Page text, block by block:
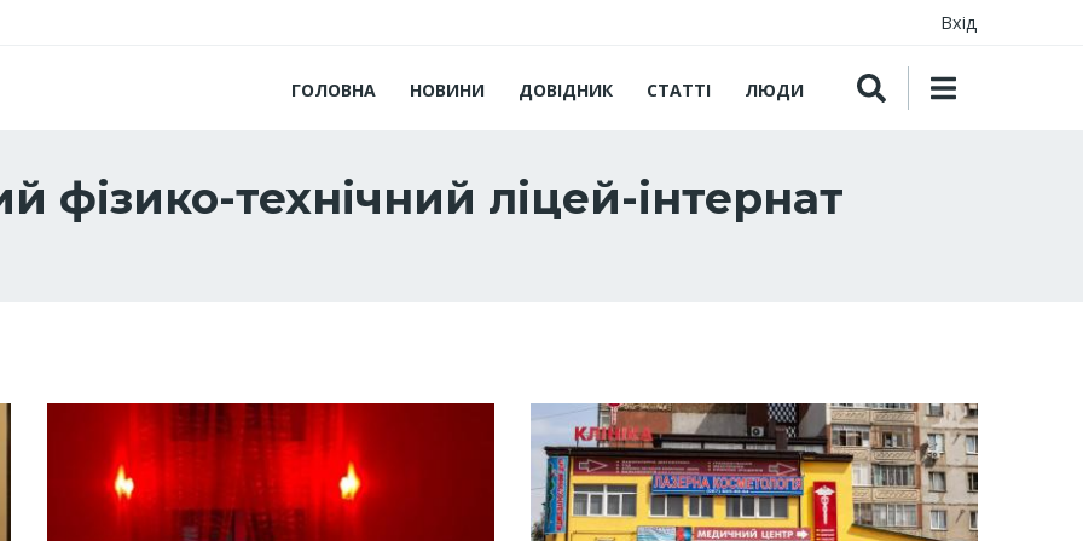
Вхід
ГОЛОВНА НОВИНИ ДОВІДНИК СТАТТІ ЛЮДИ
фізико-технічний ліцей-інтернат